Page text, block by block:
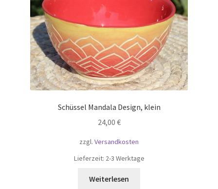
Schüssel Mandala Design, klein
24,00 €
zzgl. Versandkosten
Lieferzeit: 2-3 Werktage
Weiterlesen